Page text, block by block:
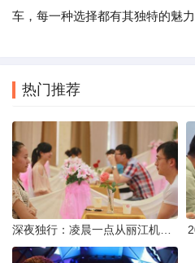
车，每一种选择都有其独特的魅力
热门推荐